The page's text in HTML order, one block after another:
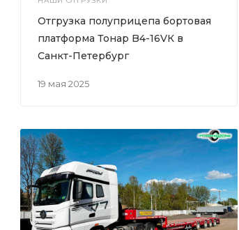
19 мая 2025
Отгрузка полуприцепа бортовая
платформа Тонар B4-16VК в
Санкт-Петербург